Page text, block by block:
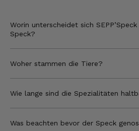
Worin unterscheidet sich
Speck?
Woher stammen die Tiere?
Wie lange sind die Spezialitäten
Was beachten bevor der Speck